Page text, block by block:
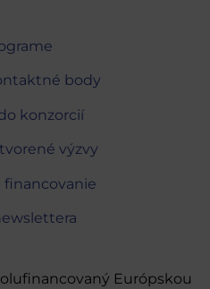
body
konzorcií
výzvy
financovanie
Európskou